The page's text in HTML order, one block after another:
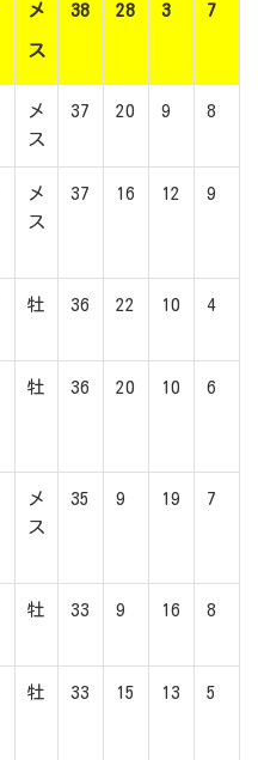
メ
ス
38 28 3 7
メ
ス
37 20 9 8
メ
ス
37 16 12 9
牡 36 22 10 4
牡 36 20 10 6
メ
ス
35 9 19 7
牡 33 9 16 8
牡 33 15 13 5